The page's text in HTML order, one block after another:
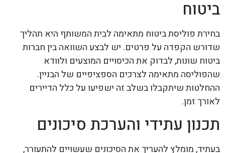
ביטוח
בחירת פוליסת ביטוח מתאימה לבית המשותף היא תהליך
שדורש הקפדה על פרטים. יש לבצע השוואה בין חברות
ביטוח שונות, לבדוק את הכיסויים המוצעים ולוודא
שהפוליסה מתאימה לצרכים הספציפיים של הבניין.
ההחלטות שיתקבלו בשלב זה ישפיעו על כלל הדיירים
לאורך זמן.
תכנון עתידי והערכת סיכונים
בעתיד, מומלץ להעריך את הסיכונים שעשויים להתעורר,